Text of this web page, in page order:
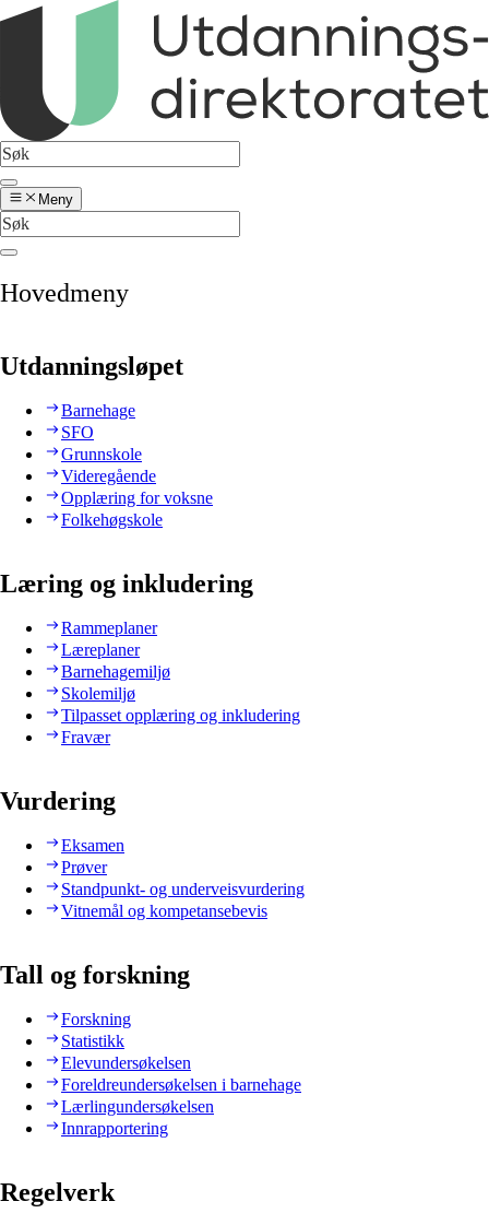
Meny
Hovedmeny
Utdanningsløpet
Barnehage
SFO
Grunnskole
Videregående
Opplæring for voksne
Folkehøgskole
Læring og inkludering
Rammeplaner
Læreplaner
Barnehagemiljø
Skolemiljø
Tilpasset opplæring og inkludering
Fravær
Vurdering
Eksamen
Prøver
Standpunkt- og underveisvurdering
Vitnemål og kompetansebevis
Tall og forskning
Forskning
Statistikk
Elevundersøkelsen
Foreldreundersøkelsen i barnehage
Lærlingundersøkelsen
Innrapportering
Regelverk